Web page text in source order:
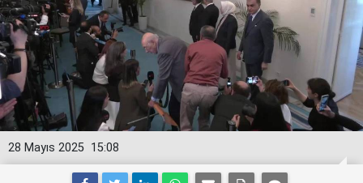
15:08
28 Mayıs 2025